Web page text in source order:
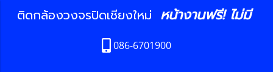
ติดกล้องวงจรปิดเชียงใหม่ หน้างานฟรี! ไม่มี
086-6701900